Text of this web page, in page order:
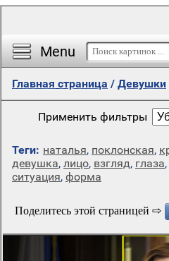
Menu
Главная страница / Девушки
Применить фильтры
Теги: наталья, поклонская,
девушка, лицо, взгляд, глаза,
ситуация, форма